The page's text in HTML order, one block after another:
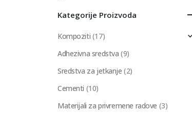
Kategorije Proizvoda
Kompoziti (17)
Adhezivna sredstva (9)
Sredstva za jetkanje (2)
Cementi (10)
Materijali za privremene radove (3)